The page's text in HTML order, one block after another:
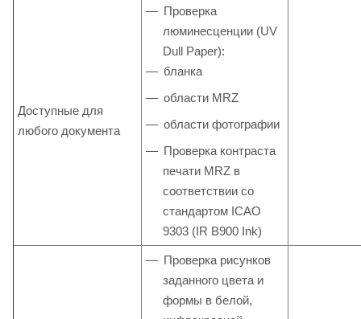
Доступные для
любого документа
Проверка
люминесценции (UV
Dull Paper):
бланка
области MRZ
области фотографии
Проверка контраста
печати MRZ в
соответствии со
стандартом ICAO
9303 (IR B900 Ink)
Проверка рисунков
заданного цвета и
формы в белой,